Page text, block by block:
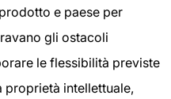
e paese per
gli ostacoli
le flessibilità previste
proprietà intellettuale,